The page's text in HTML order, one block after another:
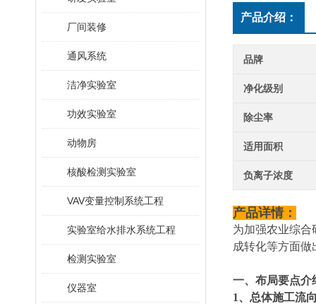
厂间装修
通风系统
洁净实验室
功效实验室
动物房
核酸检测实验室
VAV变量控制系统工程
实验室给水排水系统工程
检测实验室
仪器室
产品介绍：
品牌
净化级别
除尘率
适用面积
负离子浓度
产品详情：
为加强农业综
成转化等方面
一、布局要点介
1、总体施工流